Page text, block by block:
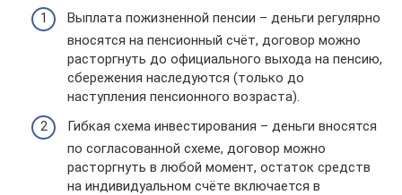
Выплата пожизненной пенсии – деньги регулярно
вносятся на пенсионный счёт, договор можно
расторгнуть до официального выхода на пенсию,
сбережения наследуются (только до
наступления пенсионного возраста).
Гибкая схема инвестирования – деньги вносятся
по согласованной схеме, договор можно
расторгнуть в любой момент, остаток средств
на индивидуальном счёте включается в